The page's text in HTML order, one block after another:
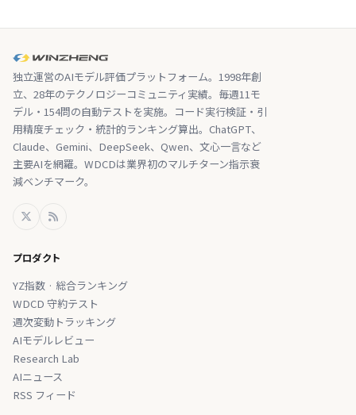
独立運営のAIモデル評価プラットフォーム。1998年創
立、28年のテクノロジーコミュニティ実績。毎週11モ
デル・154問の自動テストを実施。コード実行検証・引
用精度チェック・統計的ランキング算出。ChatGPT、
Claude、Gemini、DeepSeek、Qwen、文心一言など
主要AIを網羅。WDCDは業界初のマルチターン指示衰
減ベンチマーク。
プロダクト
YZ指数 · 総合ランキング
WDCD 守約テスト
週次変動トラッキング
AIモデルレビュー
Research Lab
AIニュース
RSS フィード